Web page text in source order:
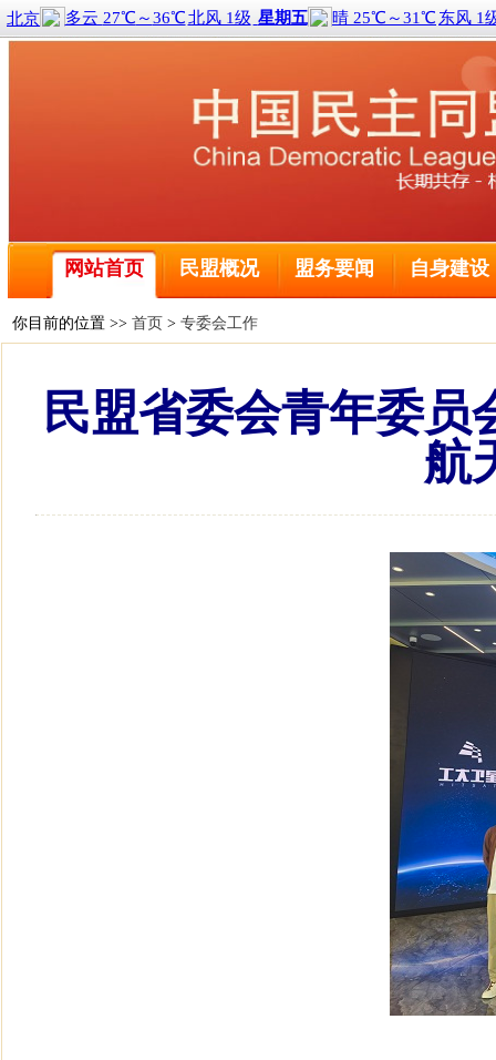
网站首页 民盟概况 盟务要闻 自身建设
喜报！2名黑龙江盟员荣获全国三八红旗手称号
全球前2%顶尖科学家榜单公布 民盟哈尔滨工程大学委
民盟哈尔滨工业大学委员会主委刘京获得国际建筑性能模
民盟黑龙江省委会主委钱福永当选黑龙江省政协副主席
民盟黑龙江省信息中心委员会主委陈霖任鸡西市副市长
民盟中央关于开展“不忘合作初心，继续携手前进”主题
民盟中央关于学习贯彻十三届全国人大二次会议和全国政
全球前2%顶尖科学家榜单公布 民盟哈尔滨工程大学委
民盟中央关于学习贯彻十四届全国人大二次会议和全国政
民盟哈尔滨工业大学委员会主委刘京获得国际建筑性能模
民盟黑龙江省委会主委钱福永当选黑龙江省政协副主席
你目前的位置 >> 首页 > 专委会工作
民盟省委会青年委员
航